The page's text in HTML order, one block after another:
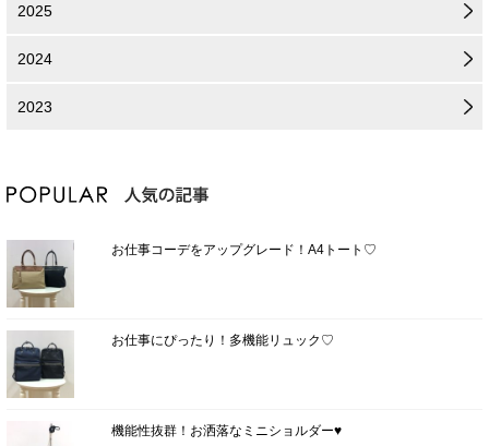
2025
2024
2023
お仕事コーデをアップグレード！A4トート♡
お仕事にぴったり！多機能リュック♡
機能性抜群！お洒落なミニショルダー♥